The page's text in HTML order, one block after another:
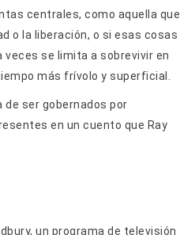
centrales, como aquella que
o la liberación, o si esas cosas
veces se limita a sobrevivir en
más frívolo y superficial.
ser gobernados por
en un cuento que Ray
un programa de televisión